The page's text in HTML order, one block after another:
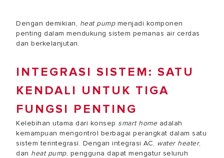
Dengan demikian, heat pumpmenjadi komponen
penting dalam mendukung sistem pemanas air cerdas
dan berkelanjutan.
INTEGRASI SISTEM: SATU
KENDALI UNTUK TIGA
FUNGSI PENTING
Kelebihan utama dari konsep smart homeadalah
kemampuan mengontrol berbagai perangkat dalam satu
sistem terintegrasi. Dengan integrasi AC, water heater,
dan heat pump, pengguna dapat mengatur seluruh